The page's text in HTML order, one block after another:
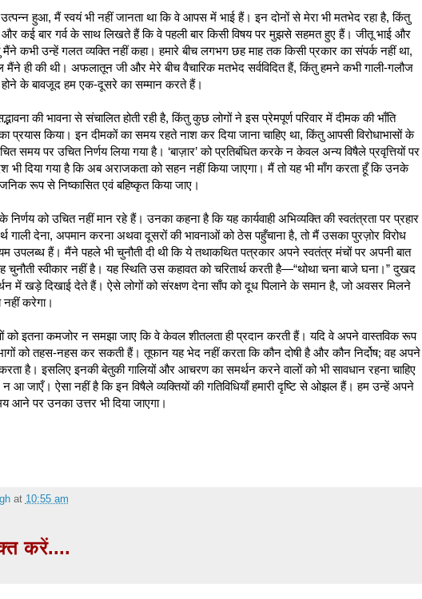
हुआ, मैं स्वयं भी नहीं जानता था कि वे आपस में भाई हैं। इन दोनों से मेरा भी मतभेद रहा है, किंतु
कई बार गर्व के साथ लिखते हैं कि वे पहली बार किसी विषय पर मुझसे सहमत हुए हैं। जीतू भाई और
मैंने कभी उन्हें गलत व्यक्ति नहीं कहा। हमारे बीच लगभग छह माह तक किसी प्रकार का संपर्क नहीं था,
ही की थी। अफलातून जी और मेरे बीच वैचारिक मतभेद सर्वविदित हैं, किंतु हमने कभी गाली-गलौज
होने के बावजूद हम एक-दूसरे का सम्मान करते हैं।
की भावना से संचालित होती रही है, किंतु कुछ लोगों ने इस प्रेमपूर्ण परिवार में दीमक की भाँति
किया। इन दीमकों का समय रहते नाश कर दिया जाना चाहिए था, किंतु आपसी विरोधाभासों के
समय पर उचित निर्णय लिया गया है। ‘बाज़ार’ को प्रतिबंधित करके न केवल अन्य विषैले प्रवृत्तियों पर
भी दिया गया है कि अब अराजकता को सहन नहीं किया जाएगा। मैं तो यह भी माँग करता हूँ कि उनके
रूप से निष्कासित एवं बहिष्कृत किया जाए।
को उचित नहीं मान रहे हैं। उनका कहना है कि यह कार्यवाही अभिव्यक्ति की स्वतंत्रता पर प्रहार
गाली देना, अपमान करना अथवा दूसरों की भावनाओं को ठेस पहुँचाना है, तो मैं उसका पुरज़ोर विरोध
उपलब्ध हैं। मैंने पहले भी चुनौती दी थी कि ये तथाकथित पत्रकार अपने स्वतंत्र मंचों पर अपनी बात
चुनौती स्वीकार नहीं है। यह स्थिति उस कहावत को चरितार्थ करती है—“थोथा चना बाजे घना।” दुखद
में खड़े दिखाई देते हैं। ऐसे लोगों को संरक्षण देना साँप को दूध पिलाने के समान है, जो अवसर मिलने
करेगा।
को इतना कमजोर न समझा जाए कि वे केवल शीतलता ही प्रदान करती हैं। यदि वे अपने वास्तविक रूप
को तहस-नहस कर सकती हैं। तूफान यह भेद नहीं करता कि कौन दोषी है और कौन निर्दोष; वह अपने
है। इसलिए इनकी बेतुकी गालियों और आचरण का समर्थन करने वालों को भी सावधान रहना चाहिए
आ जाएँ। ऐसा नहीं है कि इन विषैले व्यक्तियों की गतिविधियाँ हमारी दृष्टि से ओझल हैं। हम उन्हें अपने
आने पर उनका उत्तर भी दिया जाएगा।
at 10:55 am
करें....